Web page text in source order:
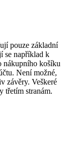
pouze základní
se například k
nákupního košíku
Není možné,
závěry. Veškeré
třetím stranám.